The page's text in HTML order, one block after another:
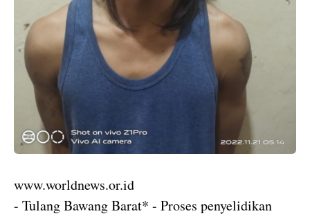
www.worldnews.or.id
- Tulang Bawang Barat* - Proses penyelidikan